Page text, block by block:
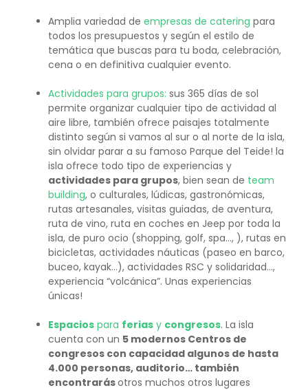
Amplia variedad de empresas de catering para
todos los presupuestos y según el estilo de
temática que buscas para tu boda, celebración,
cena o en definitiva cualquier evento.
Actividades para grupos: sus 365 días de sol
permite organizar cualquier tipo de actividad al
aire libre, también ofrece paisajes totalmente
distinto según si vamos al sur o al norte de la isla,
sin olvidar parar a su famoso Parque del Teide! la
isla ofrece todo tipo de experiencias y
actividades para grupos, bien sean de team
building, o culturales, lúdicas, gastronómicas,
rutas artesanales, visitas guiadas, de aventura,
ruta de vino, ruta en coches en Jeep por toda la
isla, de puro ocio (shopping, golf, spa…, ), rutas en
bicicletas, actividades náuticas (paseo en barco,
buceo, kayak…), actividades RSC y solidaridad…,
experiencia “volcánica”. Unas experiencias
únicas!
Espacios para ferias y congresos. La isla
cuenta con un 5 modernos Centros de
congresos con capacidad algunos de hasta
4.000 personas, auditorio… también
encontrarásotros muchos otros lugares